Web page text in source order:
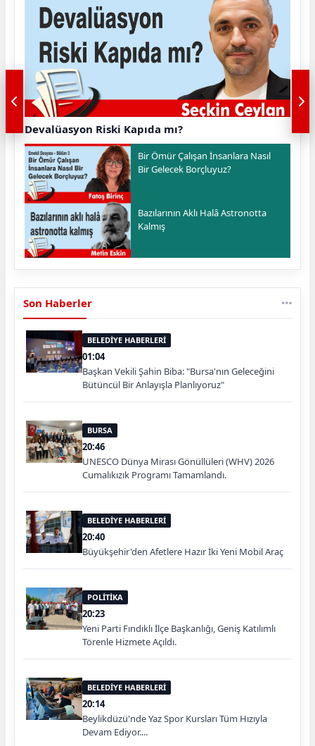
Devalüasyon Riski Kapıda mı?
Bir Ömür Çalışan İnsanlara Nasıl
Bir Gelecek Borçluyuz?
Bazılarının Aklı Halâ Astronotta
Kalmış
Son Haberler
BELEDİYE HABERLERİ
01:04
Başkan Vekili Şahin Biba: "Bursa'nın Geleceğini
Bütüncül Bir Anlayışla Planlıyoruz"
BURSA
20:46
UNESCO Dünya Mirası Gönüllüleri (WHV) 2026
Cumalıkızık Programı Tamamlandı.
BELEDİYE HABERLERİ
20:40
Büyükşehir'den Afetlere Hazır İki Yeni Mobil Araç
POLİTİKA
20:23
Yeni Parti Fındıklı İlçe Başkanlığı, Geniş Katılımlı
Törenle Hizmete Açıldı.
BELEDİYE HABERLERİ
20:14
Beylikdüzü'nde Yaz Spor Kursları Tüm Hızıyla
Devam Ediyor....